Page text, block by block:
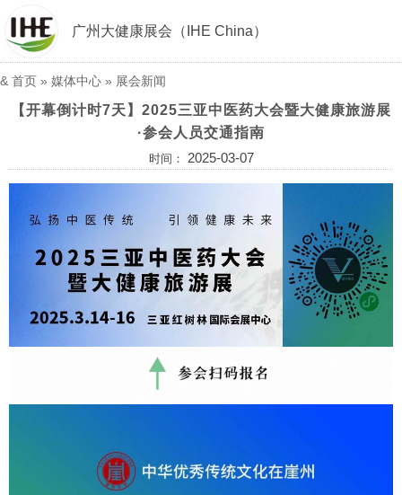
广州大健康展会（IHE China）
& 首页 » 媒体中心 » 展会新闻
【开幕倒计时7天】2025三亚中医药大会暨大健康旅游展
·参会人员交通指南
时间： 2025-03-07